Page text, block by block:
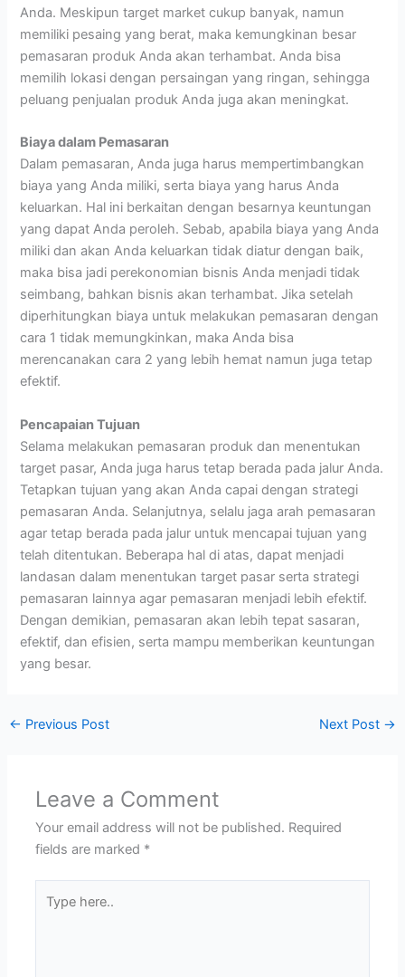
Anda. Meskipun target market cukup banyak, namun
memiliki pesaing yang berat, maka kemungkinan besar
pemasaran produk Anda akan terhambat. Anda bisa
memilih lokasi dengan persaingan yang ringan, sehingga
peluang penjualan produk Anda juga akan meningkat.
Biaya dalam Pemasaran
Dalam pemasaran, Anda juga harus mempertimbangkan
biaya yang Anda miliki, serta biaya yang harus Anda
keluarkan. Hal ini berkaitan dengan besarnya keuntungan
yang dapat Anda peroleh. Sebab, apabila biaya yang Anda
miliki dan akan Anda keluarkan tidak diatur dengan baik,
maka bisa jadi perekonomian bisnis Anda menjadi tidak
seimbang, bahkan bisnis akan terhambat. Jika setelah
diperhitungkan biaya untuk melakukan pemasaran dengan
cara 1 tidak memungkinkan, maka Anda bisa
merencanakan cara 2 yang lebih hemat namun juga tetap
efektif.
Pencapaian Tujuan
Selama melakukan pemasaran produk dan menentukan
target pasar, Anda juga harus tetap berada pada jalur Anda.
Tetapkan tujuan yang akan Anda capai dengan strategi
pemasaran Anda. Selanjutnya, selalu jaga arah pemasaran
agar tetap berada pada jalur untuk mencapai tujuan yang
telah ditentukan. Beberapa hal di atas, dapat menjadi
landasan dalam menentukan target pasar serta strategi
pemasaran lainnya agar pemasaran menjadi lebih efektif.
Dengan demikian, pemasaran akan lebih tepat sasaran,
efektif, dan efisien, serta mampu memberikan keuntungan
yang besar.
← Previous Post Next Post →
Leave a Comment
Your email address will not be published. Required
fields are marked *
here..